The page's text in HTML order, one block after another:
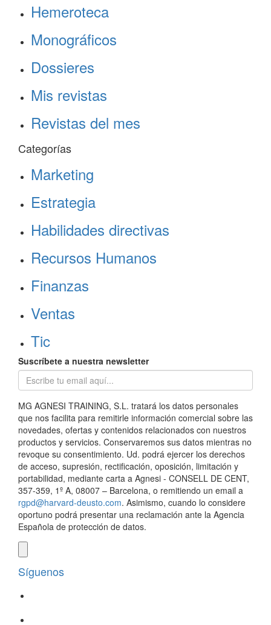
Hemeroteca
Monográficos
Dossieres
Mis revistas
Revistas del mes
Categorías
Marketing
Estrategia
Habilidades directivas
Recursos Humanos
Finanzas
Ventas
Tic
Suscríbete a nuestra newsletter
MG AGNESI TRAINING, S.L. tratará los datos personales
que nos facilita para remitirle información comercial sobre las
novedades, ofertas y contenidos relacionados con nuestros
productos y servicios. Conservaremos sus datos mientras no
revoque su consentimiento. Ud. podrá ejercer los derechos
de acceso, supresión, rectificación, oposición, limitación y
portabilidad, mediante carta a Agnesi - CONSELL DE CENT,
357-359, 1º A, 08007 – Barcelona, o remitiendo un email a
rgpd@harvard-deusto.com. Asimismo, cuando lo considere
oportuno podrá presentar una reclamación ante la Agencia
Española de protección de datos.
Síguenos